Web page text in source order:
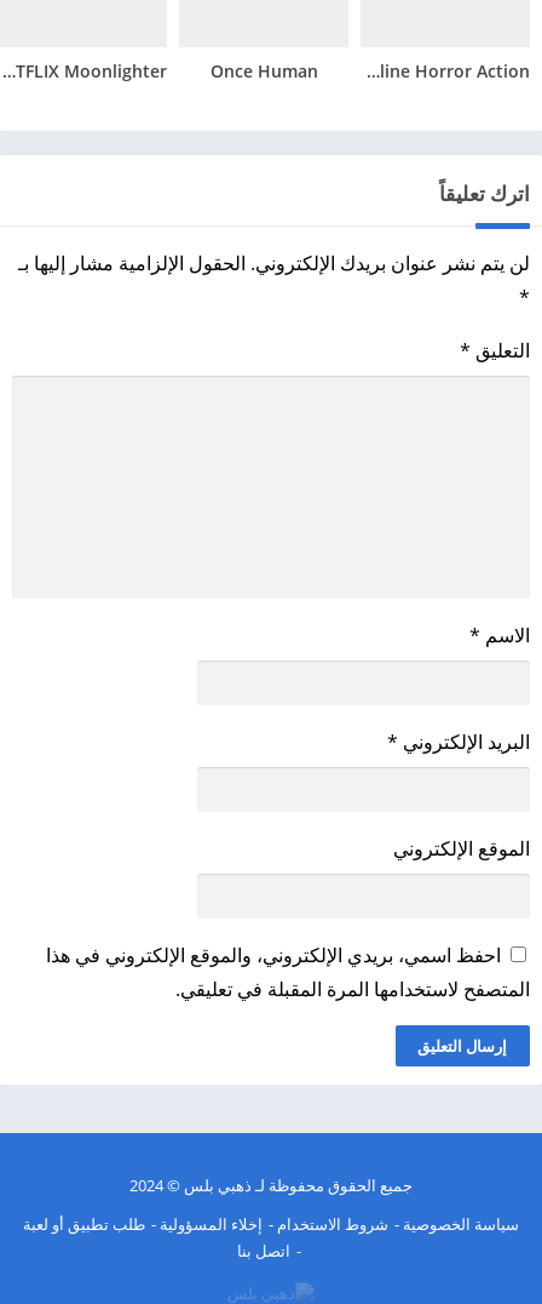
Mimicry: Online Horror Action
Once Human
NETFLIX Moonlighter
اترك تعليقاً
لن يتم نشر عنوان بريدك الإلكتروني. الحقول الإلزامية مشار إليها بـ
*
التعليق *
الاسم *
البريد الإلكتروني *
الموقع الإلكتروني
احفظ اسمي، بريدي الإلكتروني، والموقع الإلكتروني في هذا
المتصفح لاستخدامها المرة المقبلة في تعليقي.
جميع الحقوق محفوظة لـذهبي بلس © 2024
سياسة الخصوصية
شروط الاستخدام إخلاء المسؤولية
طلب تطبيق أو لعبة
اتصل بنا